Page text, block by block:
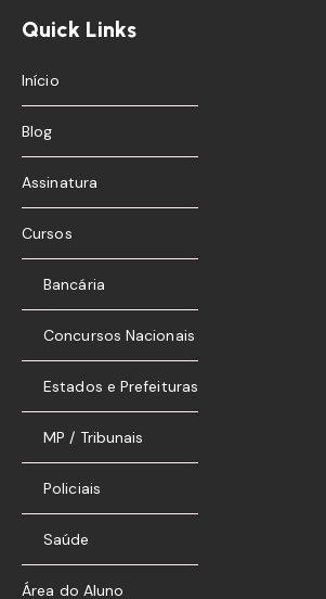
Quick Links
Início
Blog
Assinatura
Cursos
Bancária
Concursos Nacionais
Estados e Prefeituras
MP / Tribunais
Policiais
Saúde
Área do Aluno